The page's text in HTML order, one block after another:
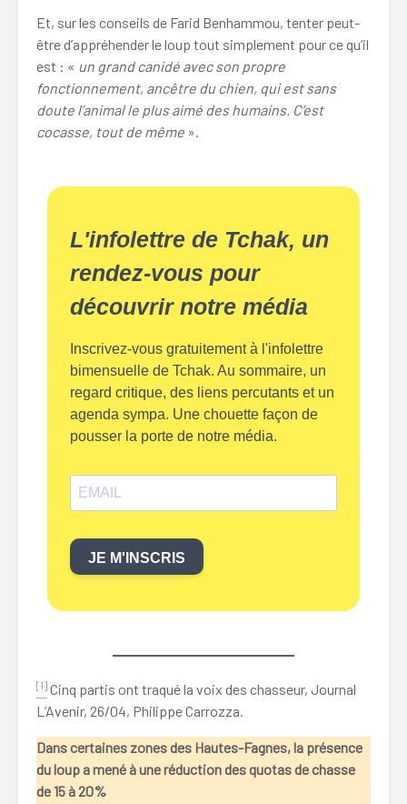
Et, sur les conseils de Farid Benhammou, tenter peut-
être d’appréhender le loup tout simplement pour ce qu’il
est : « un grand canidé avec son propre
fonctionnement, ancêtre du chien, qui est sans
doute l’animal le plus aimé des humains. C’est
cocasse, tout de même ».
L'infolettre de Tchak, un
rendez-vous pour
découvrir notre média
Inscrivez-vous gratuitement à l'infolettre
bimensuelle de Tchak. Au sommaire, un
regard critique, des liens percutants et un
agenda sympa. Une chouette façon de
pousser la porte de notre média.
JE M'INSCRIS
[1] Cinq partis ont traqué la voix des chasseur, Journal
L’Avenir, 26/04, Philippe Carrozza.
Dans certaines zones des Hautes-Fagnes, la présence
du loup a mené à une réduction des quotas de chasse
de 15 à 20%